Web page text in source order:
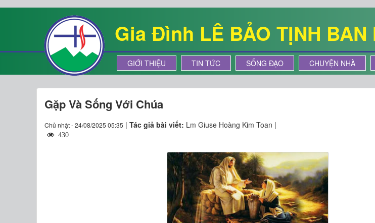
Gia Đình LÊ BẢO TỊNH BAN
GIỚI THIỆU TIN TỨC SỐNG ĐẠO CHUYỆN NHÀ
Gặp Và Sống Với Chúa
Chủ nhật - 24/08/2025 05:35 | Tác giả bài viết: Lm Giuse Hoàng Kim Toan |
430